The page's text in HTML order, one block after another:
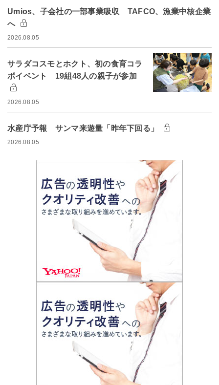
Umios、子会社の一部事業吸収 TAFCO、漁業中核企業
へ
2026.08.05
サラダコスモとホクト、初の食育コラ
ボイベント 19組48人の親子が参加
2026.08.05
水産庁予報 サンマ来遊量「昨年下回る」
2026.08.05